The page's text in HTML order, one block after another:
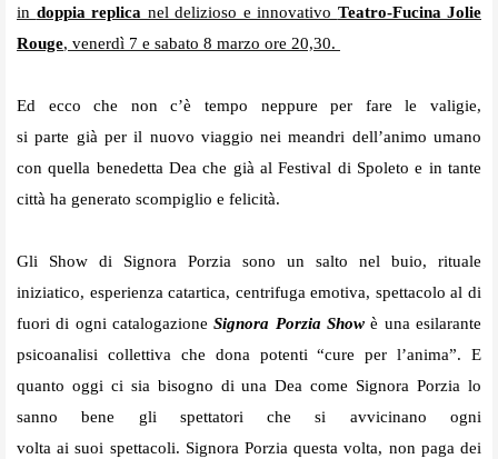
in doppia replica nel delizioso e innovativo Teatro-Fucina Jolie
Rouge, venerdì 7 e sabato 8 marzo ore 20,30.
Ed ecco che non c’è tempo neppure per fare le valigie,
si parte già per il nuovo viaggio nei meandri dell’animo umano
con quella benedetta Dea che già al Festival di Spoleto e in tante
città ha generato scompiglio e felicità.
Gli Show di Signora Porzia sono un salto nel buio, rituale
iniziatico, esperienza catartica, centrifuga emotiva, spettacolo al di
fuori di ogni catalogazioneSignora Porzia Show è una esilarante
psicoanalisi collettiva che dona potenti “cure per l’anima”. E
quanto oggi ci sia bisogno di una Dea come Signora Porzia lo
sanno bene gli spettatori che si avvicinano ogni
volta ai suoi spettacoli. Signora Porzia questa volta, non paga dei